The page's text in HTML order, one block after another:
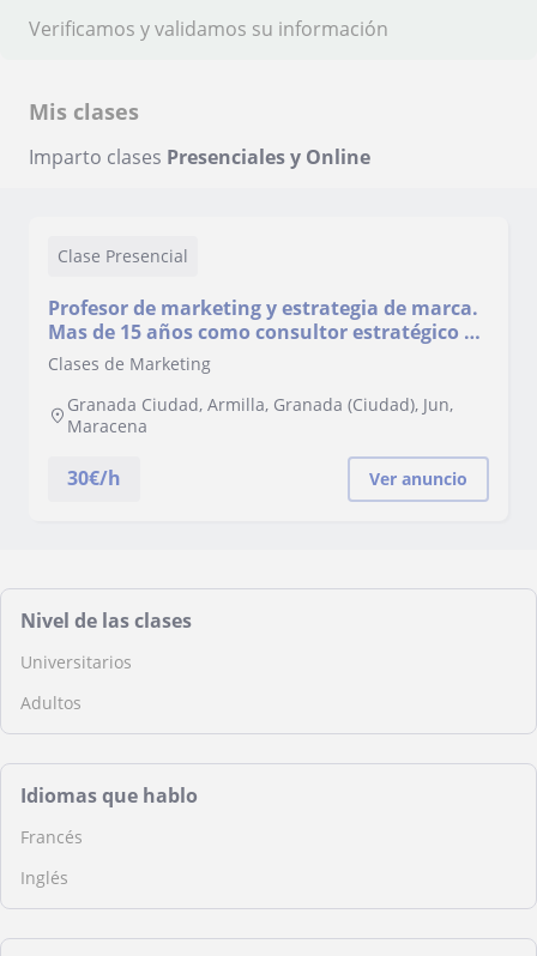
Verificamos y validamos su información
Mis clases
Imparto clases Presenciales y Online
Clase Presencial
Profesor de marketing y estrategia de marca.
Mas de 15 años como consultor estratégico de
marca en numerosos sectores economicos.
Clases de Marketing
Granada Ciudad, Armilla, Granada (Ciudad), Jun,
Maracena
30€/h Ver anuncio
Nivel de las clases
Universitarios
Adultos
Idiomas que hablo
Francés
Inglés